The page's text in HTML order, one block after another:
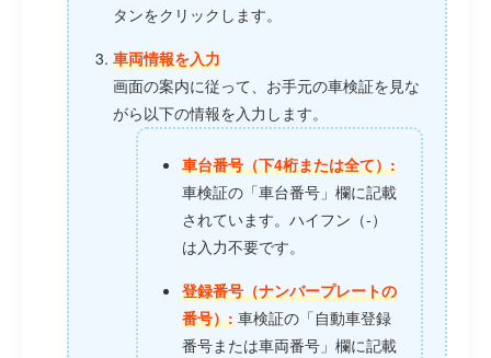
タンをクリックします。
車両情報を入力
画面の案内に従って、お手元の車検証を見な
がら以下の情報を入力します。
車台番号（下4桁または全て）:
車検証の「車台番号」欄に記載
されています。ハイフン（-）
は入力不要です。
登録番号（ナンバープレートの
番号）: 車検証の「自動車登録
番号または車両番号」欄に記載